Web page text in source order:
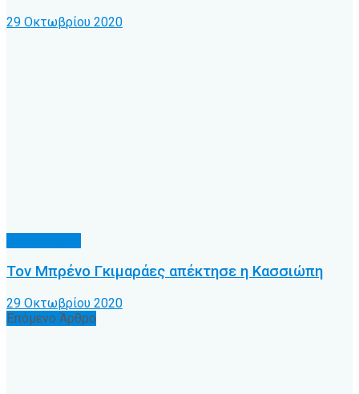
29 Οκτωβρίου 2020
Τον Μπρένο Γκιμαράες απέκτησε η Κασσιώπη
29 Οκτωβρίου 2020
Επόμενο Άρθρο